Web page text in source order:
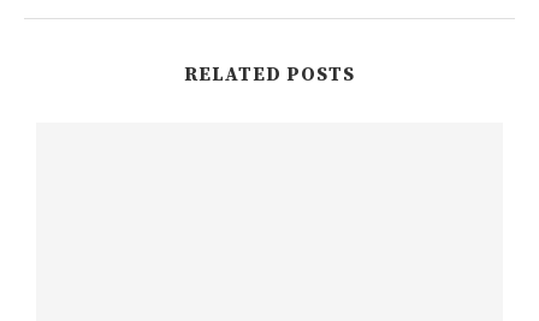
RELATED POSTS